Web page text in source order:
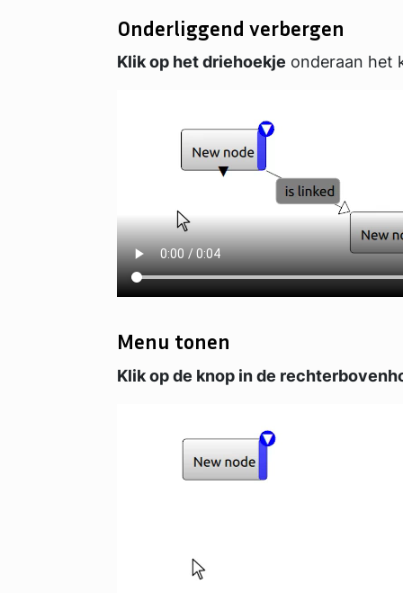
Onderliggend verbergen
Klik op het driehoekje onderaan het
Menu tonen
Klik op de knop in de